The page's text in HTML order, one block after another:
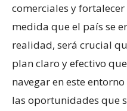
comerciales y
medida que el país se
realidad, será crucial
plan claro y efectivo
navegar en este
las oportunidades que